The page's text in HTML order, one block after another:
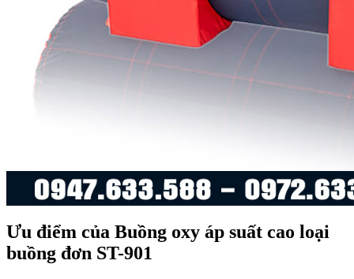
Ưu điểm của Buồng oxy áp suất cao loại
buồng đơn ST-901